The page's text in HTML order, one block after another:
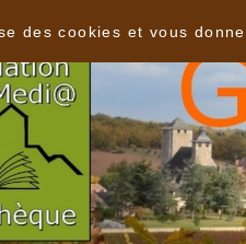
des cookies et vous